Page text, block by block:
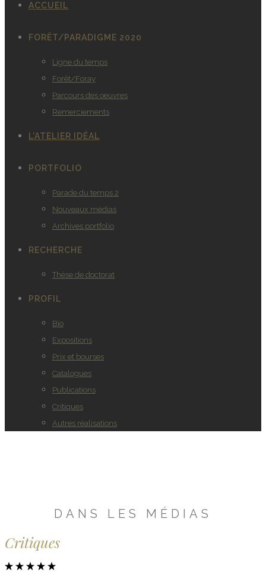
ACCUEIL
FORÊT/PARADIGME 2020
Ligne du temps
Forêt/Foray
Parcours des oeuvres
Remerciements
L’ATELIER IDÉAL
PORTFOLIO
Parade du temps 2
Nouveaux médias
Archives portfolio
RECHERCHE
Thèse de doctorat
PROFIL
Bio
Expositions
Prix et bourses
Catalogues
Publications
Critiques
Autres réalisations
DANS LES MÉDIAS
Critiques